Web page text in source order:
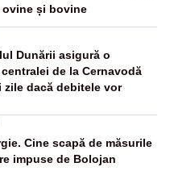
ovine și bovine
Dunării asigură o
de la Cernavodă
zile dacă debitele vor
Cine scapă de măsurile
impuse de Bolojan